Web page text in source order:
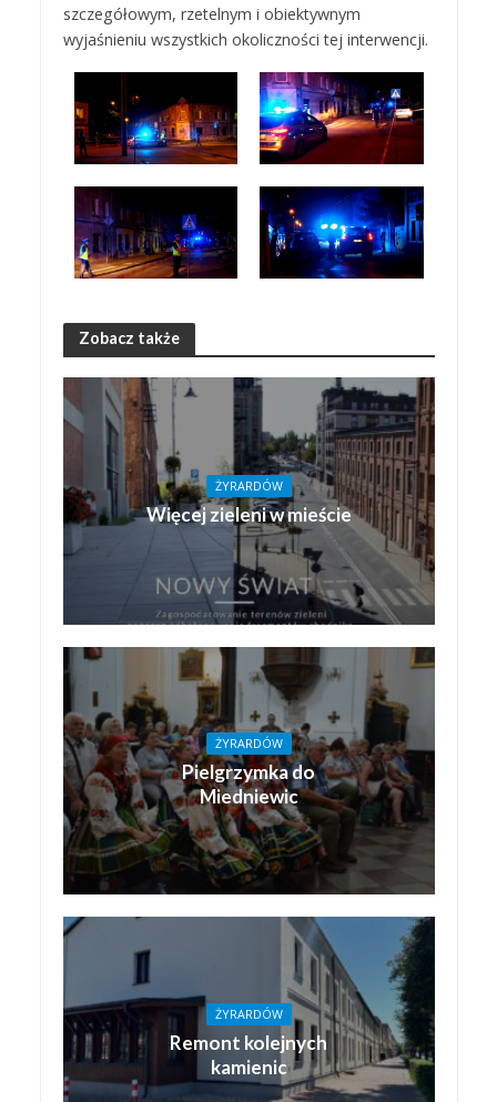
szczegółowym, rzetelnym i obiektywnym
wyjaśnieniu wszystkich okoliczności tej interwencji.
Zobacz także
ŻYRARDÓW
Więcej zieleni w mieście
ŻYRARDÓW
Pielgrzymka do
Miedniewic
ŻYRARDÓW
Remont kolejnych
kamienic